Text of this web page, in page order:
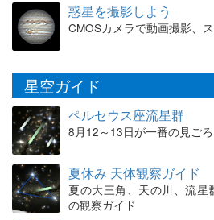
惑星を撮影しよう
CMOSカメラで動画撮影、
星空ガイド
ペルセウス座流星群
8月12～13日が一番の見ご
夏休み 天体観察ガイド
夏の大三角、天の川、流
の観察ガイド